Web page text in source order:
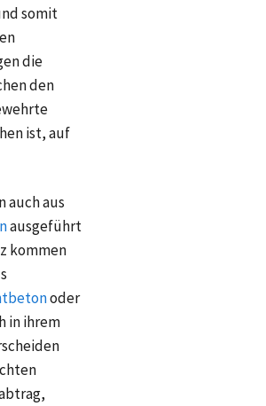
somit
die
den
ist, auf
auch aus
ausgeführt
kommen
oder
in ihrem